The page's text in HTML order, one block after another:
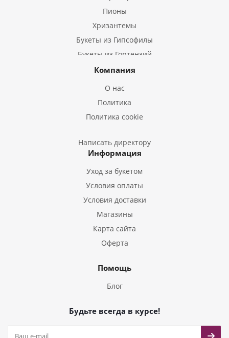
Пионы
Хризантемы
Букеты из Гипсофилы
Букеты из Гортензий
Букеты из Ирисов
Букеты из Эустом
Букеты из Гладиолусов
Букеты из Тюльпанов
Компания
О нас
Политика
Политика cookie
Написать директору
Информация
Уход за букетом
Условия оплаты
Условия доставки
Магазины
Карта сайта
Оферта
Помощь
Блог
Будьте всегда в курсе!